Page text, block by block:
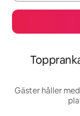
Gäster håller